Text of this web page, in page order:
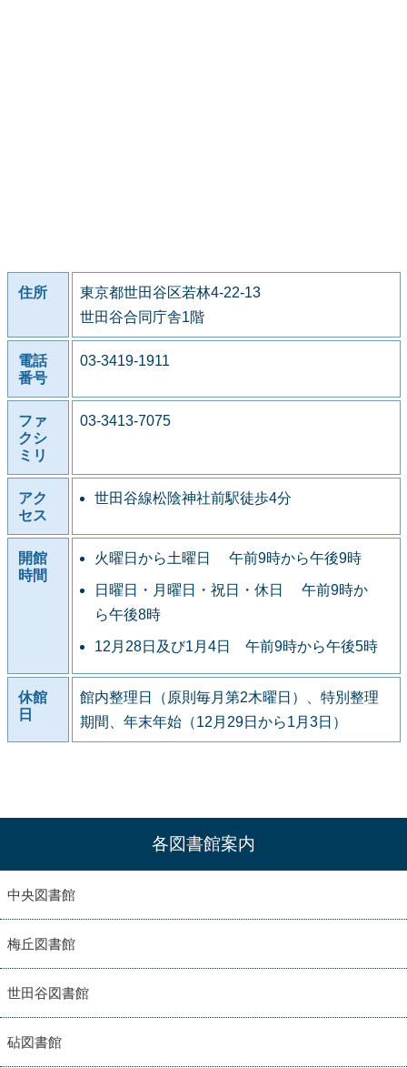
住所
東京都世田谷区若林4-22-13
世田谷合同庁舎1階
電話
番号
03-3419-1911
ファ
クシ
ミリ
03-3413-7075
アク
セス
世田谷線松陰神社前駅徒歩4分
開館
時間
火曜日から土曜日 午前9時から午後9時
日曜日・月曜日・祝日・休日 午前9時か
ら午後8時
12月28日及び1月4日 午前9時から午後5時
休館
日
館内整理日（原則毎月第2木曜日）、特別整理
期間、年末年始（12月29日から1月3日）
各図書館案内
中央図書館
梅丘図書館
世田谷図書館
砧図書館